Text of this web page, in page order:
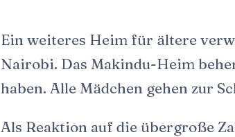
Ein weiteres Heim für ältere
Nairobi. Das Makindu-Heim
haben. Alle Mädchen gehen zur
Als Reaktion auf die übergroße